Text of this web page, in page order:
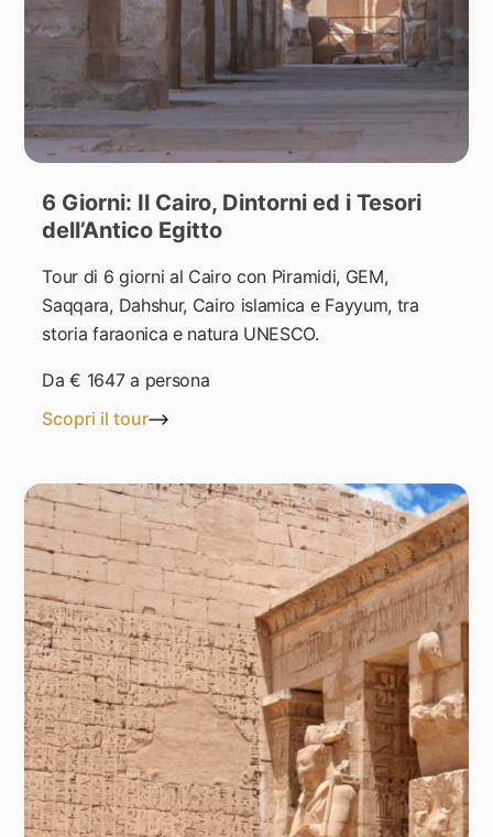
6 Giorni: Il Cairo, Dintorni ed i Tesori
dell’Antico Egitto
Tour di 6 giorni al Cairo con Piramidi, GEM,
Saqqara, Dahshur, Cairo islamica e Fayyum, tra
storia faraonica e natura UNESCO.
Da€ 1647a persona
Scopri il tour